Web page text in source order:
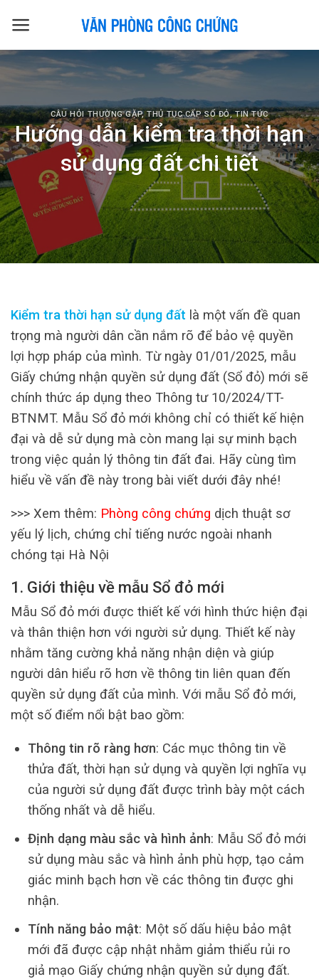
CÂU HỎI THƯỜNG GẶP,THỦ TỤC CẤP SỔ ĐỎ,TIN TỨC
Hướng dẫn kiểm tra thời hạn
sử dụng đất chi tiết
Kiểm tra thời hạn sử dụng đất là một vấn đề quan
trọng mà người dân cần nắm rõ để bảo vệ quyền
lợi hợp pháp của mình. Từ ngày 01/01/2025, mẫu
Giấy chứng nhận quyền sử dụng đất (Sổ đỏ) mới sẽ
chính thức áp dụng theo Thông tư 10/2024/TT-
BTNMT. Mẫu Sổ đỏ mới không chỉ có thiết kế hiện
đại và dễ sử dụng mà còn mang lại sự minh bạch
trong việc quản lý thông tin đất đai. Hãy cùng tìm
hiểu về vấn đề này trong bài viết dưới đây nhé!
>>> Xem thêm: Phòng công chứng dịch thuật sơ
yếu lý lịch, chứng chỉ tiếng nước ngoài nhanh
chóng tại Hà Nội
1. Giới thiệu về mẫu Sổ đỏ mới
Mẫu Sổ đỏ mới được thiết kế với hình thức hiện đại
và thân thiện hơn với người sử dụng. Thiết kế này
nhằm tăng cường khả năng nhận diện và giúp
người dân hiểu rõ hơn về thông tin liên quan đến
quyền sử dụng đất của mình. Với mẫu Sổ đỏ mới,
một số điểm nổi bật bao gồm:
Thông tin rõ ràng hơn: Các mục thông tin về
thửa đất, thời hạn sử dụng và quyền lợi nghĩa vụ
của người sử dụng đất được trình bày một cách
thống nhất và dễ hiểu.
Định dạng màu sắc và hình ảnh: Mẫu Sổ đỏ mới
sử dụng màu sắc và hình ảnh phù hợp, tạo cảm
giác minh bạch hơn về các thông tin được ghi
nhận.
Tính năng bảo mật: Một số dấu hiệu bảo mật
mới đã được cập nhật nhằm giảm thiểu rủi ro
giả mạo Giấy chứng nhận quyền sử dụng đất.